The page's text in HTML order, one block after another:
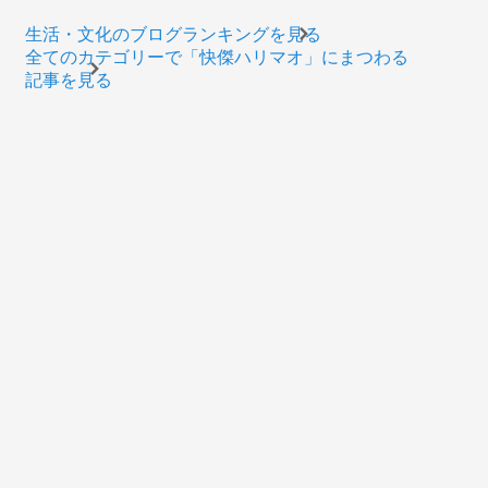
生活・文化のブログランキングを見る
全てのカテゴリーで「快傑ハリマオ」にまつわる
記事を見る